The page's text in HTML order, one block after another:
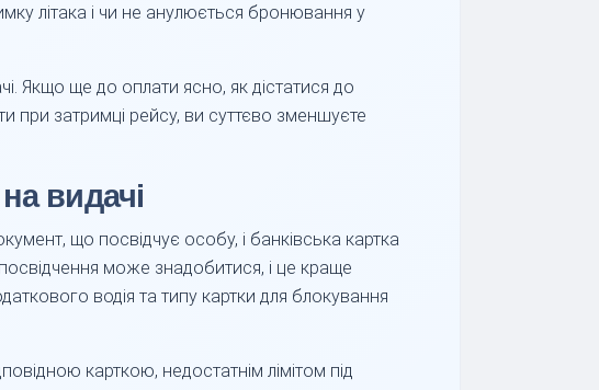
літака і чи не анулюється бронювання у
Якщо ще до оплати ясно, як дістатися до
при затримці рейсу, ви суттєво зменшуєте
видачі
що посвідчує особу, і банківська картка
може знадобитися, і це краще
водія та типу картки для блокування
карткою, недостатнім лімітом під